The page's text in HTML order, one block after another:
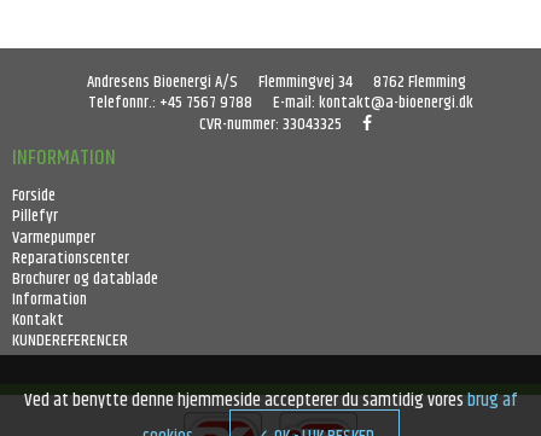
Andresens Bioenergi A/S Flemmingvej 34 8762 Flemming
Telefonnr.: +45 7567 9788 E-mail:kontakt@a-bioenergi.dk
CVR-nummer:33043325
INFORMATION
Forside
Pillefyr
Varmepumper
Reparationscenter
Brochurer og datablade
Information
Kontakt
KUNDEREFERENCER
Ved at benytte denne hjemmeside accepterer du samtidig voresbrug af